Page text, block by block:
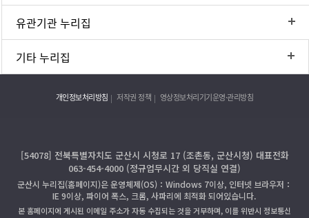
유관기관 누리집
기타 누리집
개인정보처리방침 저작권 정책 영상정보처리기기운영·관리방침
[54078] 전북특별자치도 군산시 시청로 17 (조촌동, 군산시청) 대표전화
063-454-4000 (정규업무시간 외 당직실 연결)
군산시 누리집(홈페이지)은 운영체제(OS)：Windows 7이상, 인터넷 브라우저：
IE 9이상, 파이어 폭스, 크롬, 사파리에 최적화 되어있습니다.
본 홈페이지에 게시된 이메일 주소가 자동 수집되는 것을 거부하며, 이를 위반시 정보통신